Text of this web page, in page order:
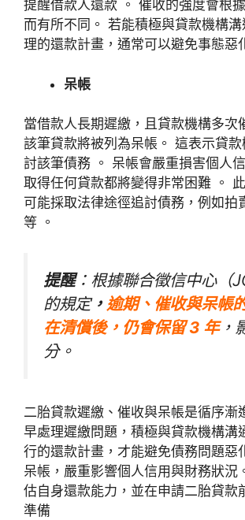
提醒借款人還款 。 催收的強度會根
而有所不同。 若能積極與貸款機構
理的還款計畫，通常可以避免事態惡
呆帳
當借款人長期遲繳，且貸款機構多次
該筆貸款將被列為呆帳。 這表示貸
討該筆債務 。 呆帳會嚴重損害個人
取得任何貸款都將變得非常困難 。
可能採取法律途徑追討債務，例如拍
等 。
提醒：根據聯合徵信中心（
的規定， 逾期、催收與呆帳
在清償後，仍會保留 3 年，
分。
二胎貸款遲繳、催收與呆帳是循序漸
早處理遲繳問題，積極與貸款機構溝
行的還款計畫，才能避免債務問題惡
呆帳，嚴重影響個人信用與財務狀況
估自身還款能力，並在申請二胎貸款
準備